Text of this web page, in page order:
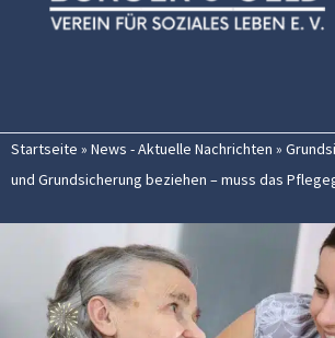
Startseite » News - Aktuelle Nachrichten »
und Grundsicherung beziehen – muss das